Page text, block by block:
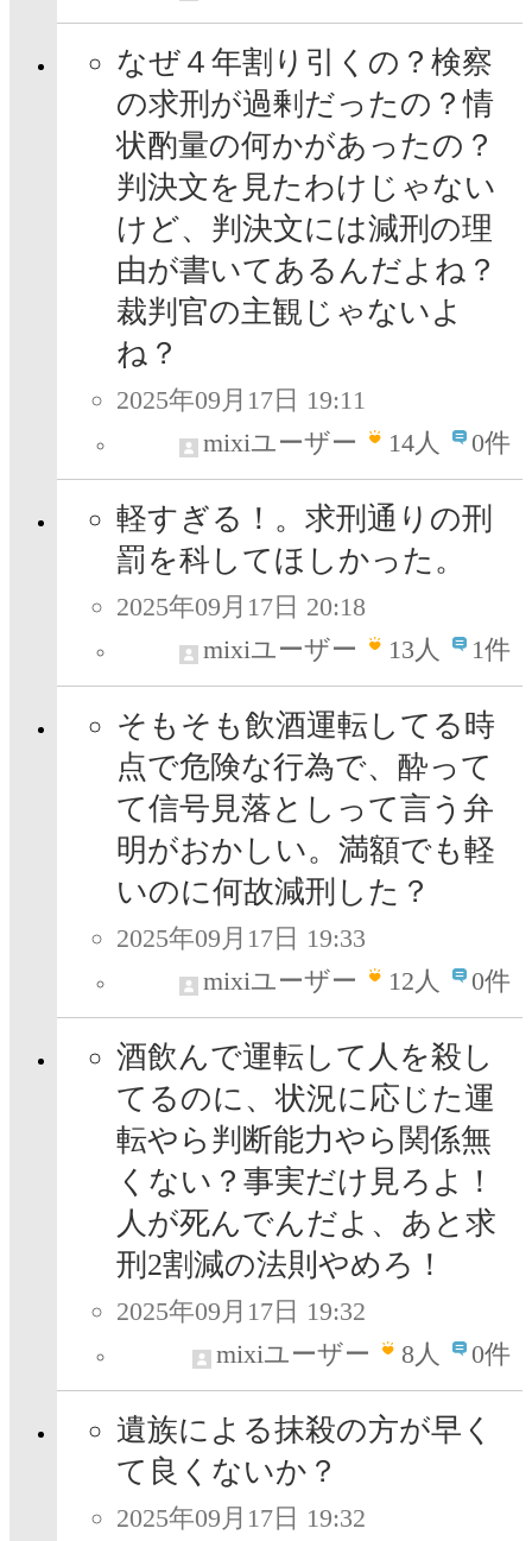
なぜ４年割り引くの？検察
の求刑が過剰だったの？情
状酌量の何かがあったの？
判決文を見たわけじゃない
けど、判決文には減刑の理
由が書いてあるんだよね？
裁判官の主観じゃないよ
ね？
2025年09月17日 19:11
mixiユーザー
14人 0件
軽すぎる！。求刑通りの刑
罰を科してほしかった。
2025年09月17日 20:18
mixiユーザー
13人 1件
そもそも飲酒運転してる時
点で危険な行為で、酔って
て信号見落としって言う弁
明がおかしい。満額でも軽
いのに何故減刑した？
2025年09月17日 19:33
mixiユーザー
12人 0件
酒飲んで運転して人を殺し
てるのに、状況に応じた運
転やら判断能力やら関係無
くない？事実だけ見ろよ！
人が死んでんだよ、あと求
刑2割減の法則やめろ！
2025年09月17日 19:32
mixiユーザー
8人 0件
遺族による抹殺の方が早く
て良くないか？
2025年09月17日 19:32